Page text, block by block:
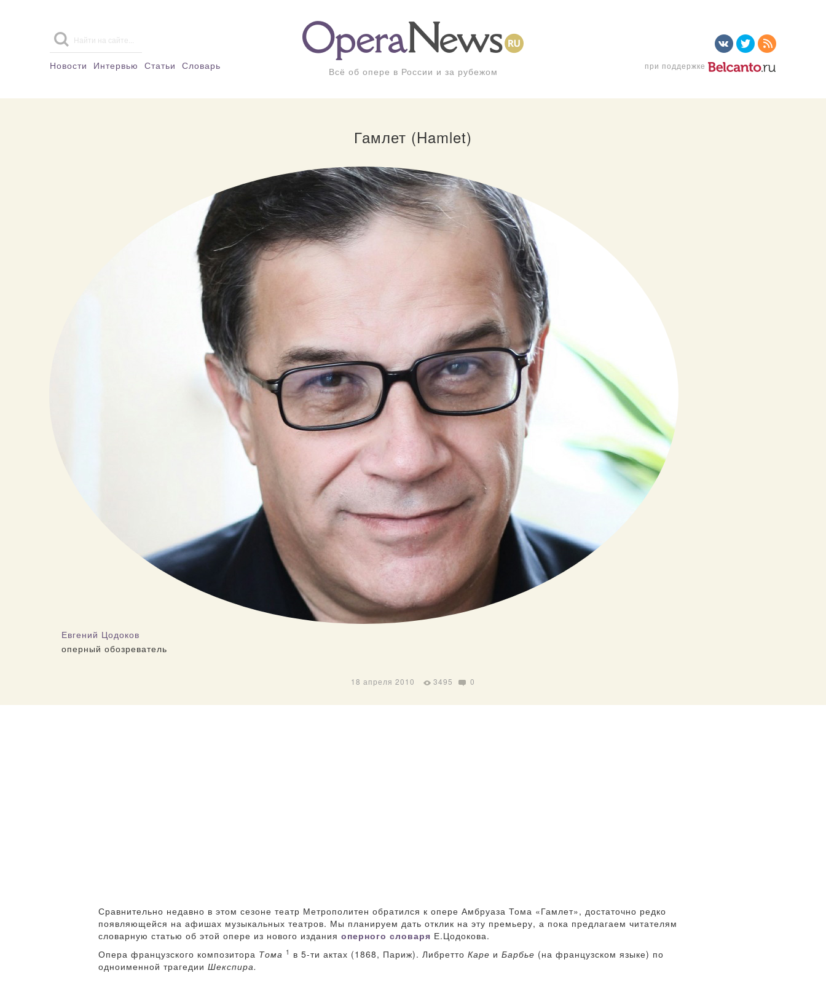
Новости Интервью Статьи Словарь Всё об опере в России и за рубежом при поддержке
Гамлет (Hamlet)
Евгений Цодоков
оперный обозреватель
18 апреля 2010 3495 0
Сравнительно недавно в этом сезоне театр Метрополитен обратился к опере Амбруаза Тома «Гамлет», достаточно редко
появляющейся на афишах музыкальных театров. Мы планируем дать отклик на эту премьеру, а пока предлагаем читателям
словарную статью об этой опере из нового издания оперного словаря Е.Цодокова.
Опера французского композитора Тома 1 в 5-ти актах (1868, Париж). Либретто Каре и Барбье (на французском языке) по
одноименной трагедии Шекспира.